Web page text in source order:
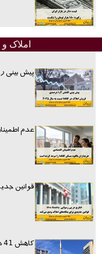
املاک
پیش بینی
عدم
قوانین
کاهش 41 درصدی فروش خانه در تورنتو